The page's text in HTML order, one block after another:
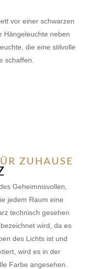
ZUHAUSE
Geheimnisvollen,
jedem Raum eine
technisch gesehen
wird, da es
des Lichts ist und
wird es in der
Farbe angesehen.